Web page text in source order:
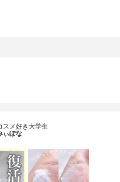
スメ好き大学生
ぃぽな